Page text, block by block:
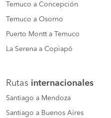
Temuco a Concepción
Temuco a Osorno
Puerto Montt a Temuco
La Serena a Copiapó
Rutas internacionales
Santiago a Mendoza
Santiago a Buenos Aires